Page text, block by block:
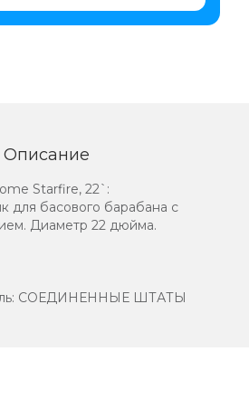
Описание
Starfire, 22`:
для басового барабана с
Диаметр 22 дюйма.
СОЕДИНЕННЫЕ ШТАТЫ